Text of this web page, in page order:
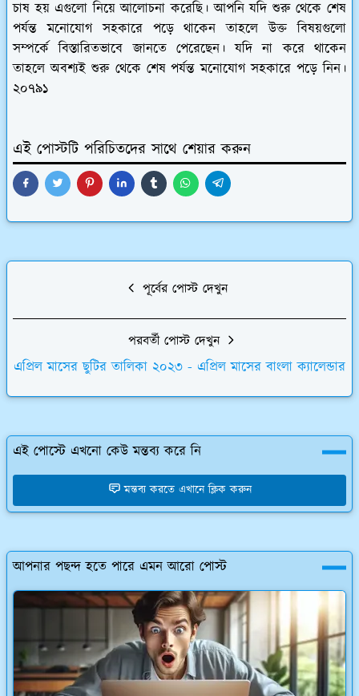
চাষ হয় এগুলো নিয়ে আলোচনা করেছি। আপনি যদি শুরু থেকে শেষ
পর্যন্ত মনোযোগ সহকারে পড়ে থাকেন তাহলে উক্ত বিষয়গুলো
সম্পর্কে বিস্তারিতভাবে জানতে পেরেছেন। যদি না করে থাকেন
তাহলে অবশ্যই শুরু থেকে শেষ পর্যন্ত মনোযোগ সহকারে পড়ে নিন।
২০৭৯১
এই পোস্টটি পরিচিতদের সাথে শেয়ার করুন
পূর্বের পোস্ট দেখুন
পরবর্তী পোস্ট দেখুন
এপ্রিল মাসের ছুটির তালিকা ২০২৩ - এপ্রিল মাসের বাংলা ক্যালেন্ডার
এই পোস্টে এখনো কেউ মন্তব্য করে নি
মন্তব্য করতে এখানে ক্লিক করুন
আপনার পছন্দ হতে পারে এমন আরো পোস্ট